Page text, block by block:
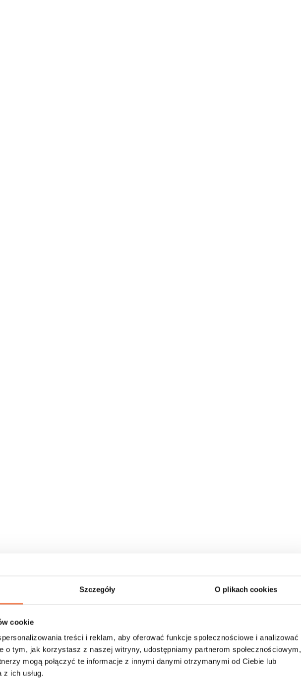
Szczegóły O plikach cookies
cookie
treści i reklam, aby oferować funkcje społecznościowe i analizować
o tym, jak korzystasz z naszej witryny, udostępniamy partnerom społecznościowym,
mogą połączyć te informacje z innymi danymi otrzymanymi od Ciebie lub
ich usług.